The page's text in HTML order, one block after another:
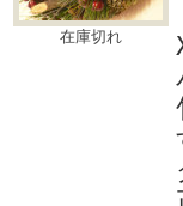
在庫切れ